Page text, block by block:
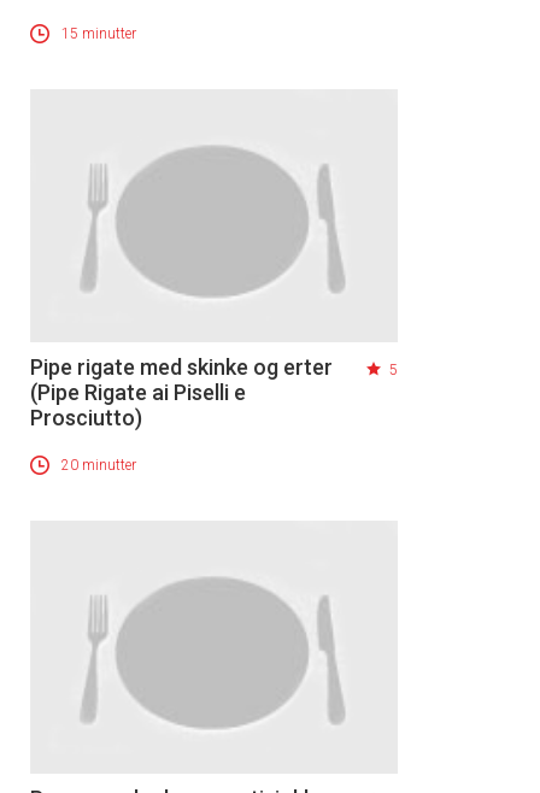
15 minutter
Pipe rigate med skinke og erter
(Pipe Rigate ai Piselli e
Prosciutto)
5
20 minutter